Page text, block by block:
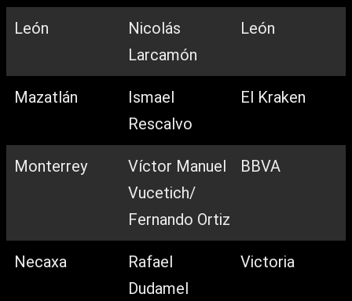
León
Nicolás
Larcamón
León
Mazatlán
Ismael
Rescalvo
El Kraken
Monterrey
Víctor Manuel
Vucetich/
Fernando Ortiz
BBVA
Necaxa
Rafael
Dudamel
Victoria